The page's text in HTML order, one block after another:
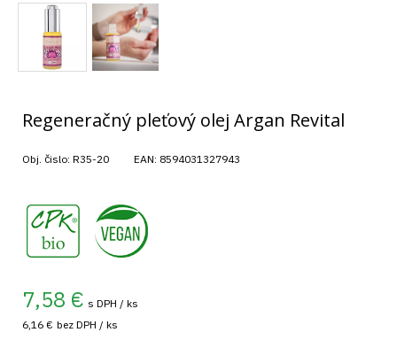
Regeneračný pleťový olej Argan Revital
Obj. čislo: R35-20 EAN: 8594031327943
7,58 € s DPH / ks
6,16 € bez DPH / ks